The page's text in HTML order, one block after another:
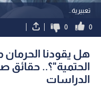
تعبيرية..
0
0
هل يقودنا الحرمان
الحتمية"؟.. حقائق
الدراسات